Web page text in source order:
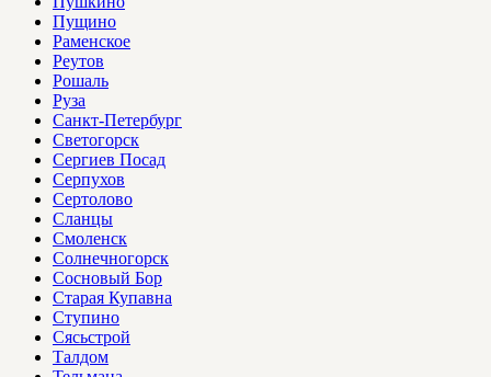
Пущино
Раменское
Реутов
Рошаль
Руза
Санкт-Петербург
Светогорск
Сергиев Посад
Серпухов
Сертолово
Сланцы
Смоленск
Солнечногорск
Сосновый Бор
Старая Купавна
Ступино
Сясьстрой
Талдом